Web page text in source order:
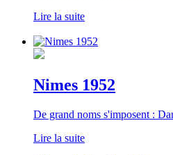
Lire la suite
Nimes 1952
De grand noms s'imposent :
Lire la suite